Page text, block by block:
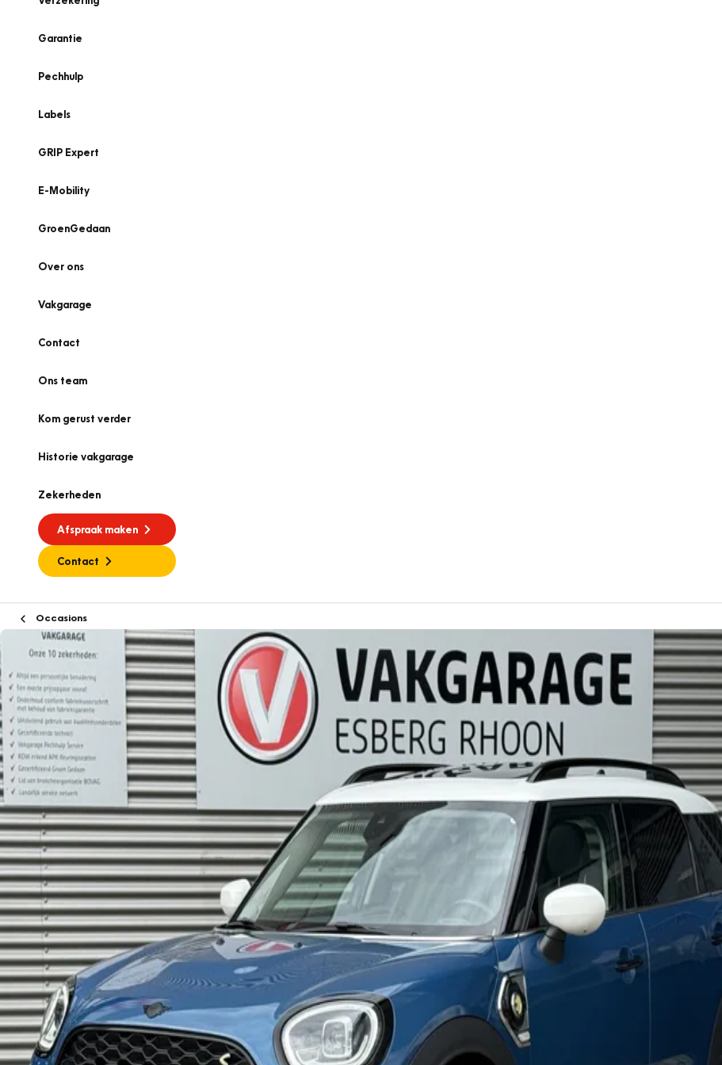
Garantie
Pechhulp
Labels
GRIP Expert
E-Mobility
GroenGedaan
Over ons
Vakgarage
Contact
Ons team
Kom gerust verder
Historie vakgarage
Zekerheden
Afspraak maken
Contact
Occasions